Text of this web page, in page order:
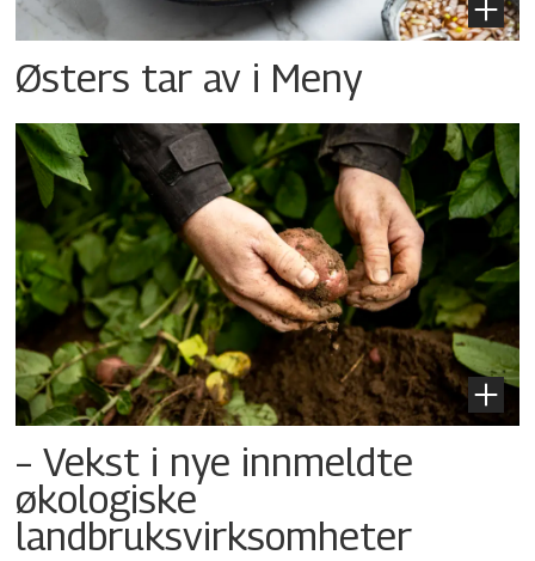
Østers tar av i Meny
– Vekst i nye innmeldte
økologiske
landbruksvirksomheter